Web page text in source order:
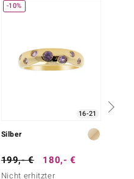
-10%
16-21
Silber
199,- € 180,- €
Nicht erhitzter